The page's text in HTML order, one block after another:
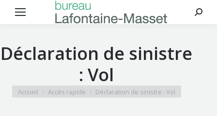
Déclaration de sinistre
: Vol
Vous êtes ici :
Accueil Accès rapide Déclaration de sinistre : Vol